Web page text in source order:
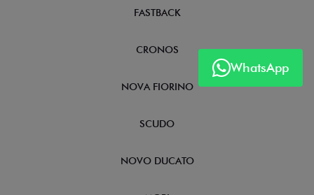
WhatsApp
FASTBACK
CRONOS
NOVA FIORINO
SCUDO
NOVO DUCATO